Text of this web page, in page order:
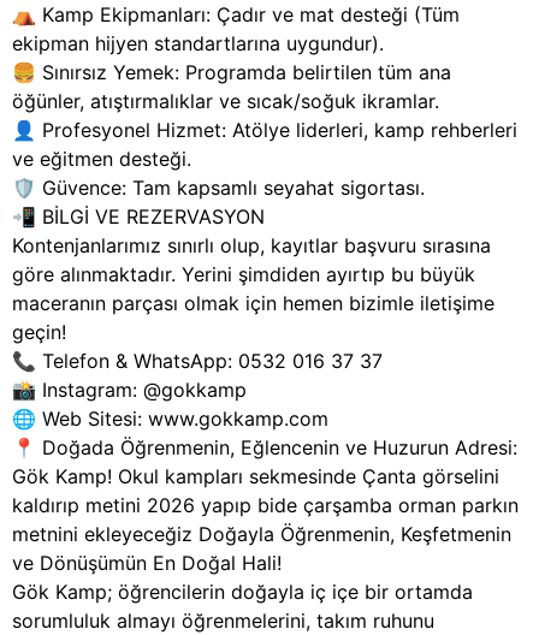
⛺ Kamp Ekipmanları: Çadır ve mat desteği (Tüm
ekipman hijyen standartlarına uygundur).
🍔 Sınırsız Yemek: Programda belirtilen tüm ana
öğünler, atıştırmalıklar ve sıcak/soğuk ikramlar.
👤 Profesyonel Hizmet: Atölye liderleri, kamp rehberleri
ve eğitmen desteği.
🛡️ Güvence: Tam kapsamlı seyahat sigortası.
📲 BİLGİ VE REZERVASYON
Kontenjanlarımız sınırlı olup, kayıtlar başvuru sırasına
göre alınmaktadır. Yerini şimdiden ayırtıp bu büyük
maceranın parçası olmak için hemen bizimle iletişime
geçin!
📞 Telefon & WhatsApp: 0532 016 37 37
📸 Instagram: @gokkamp
🌐 Web Sitesi: www.gokkamp.com
📍 Doğada Öğrenmenin, Eğlencenin ve Huzurun Adresi:
Gök Kamp! Okul kampları sekmesinde Çanta görselini
kaldırıp metini 2026 yapıp bide çarşamba orman parkın
metnini ekleyeceğiz Doğayla Öğrenmenin, Keşfetmenin
ve Dönüşümün En Doğal Hali!
Gök Kamp; öğrencilerin doğayla iç içe bir ortamda
sorumluluk almayı öğrenmelerini, takım ruhunu